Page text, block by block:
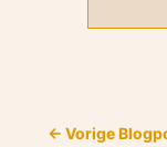
← Vorige